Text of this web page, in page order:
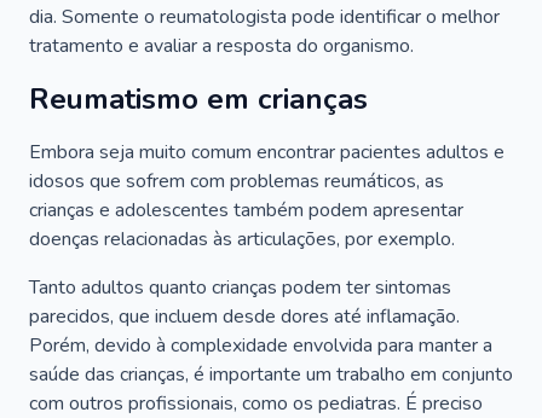
dia. Somente o reumatologista pode identificar o melhor
tratamento e avaliar a resposta do organismo.
Reumatismo em crianças
Embora seja muito comum encontrar pacientes adultos e
idosos que sofrem com problemas reumáticos, as
crianças e adolescentes também podem apresentar
doenças relacionadas às articulações, por exemplo.
Tanto adultos quanto crianças podem ter sintomas
parecidos, que incluem desde dores até inflamação.
Porém, devido à complexidade envolvida para manter a
saúde das crianças, é importante um trabalho em conjunto
com outros profissionais, como os pediatras. É preciso